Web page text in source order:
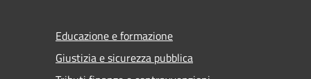
Educazione e formazione
Giustizia e sicurezza pubblica